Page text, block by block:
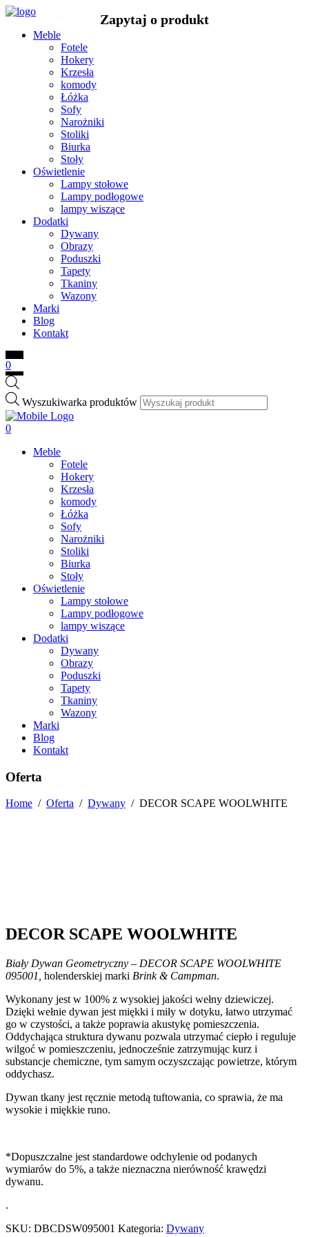
Meble
Fotele
Hokery
Krzesła
komody
Łóżka
Sofy
Narożniki
Stoliki
Biurka
Stoły
Oświetlenie
Lampy stołowe
Lampy podłogowe
lampy wiszące
Dodatki
Dywany
Obrazy
Poduszki
Tapety
Tkaniny
Wazony
Marki
Blog
Kontakt
0
Wyszukiwarka produktów
0
Meble
Fotele
Hokery
Krzesła
komody
Łóżka
Sofy
Narożniki
Stoliki
Biurka
Stoły
Oświetlenie
Lampy stołowe
Lampy podłogowe
lampy wiszące
Dodatki
Dywany
Obrazy
Poduszki
Tapety
Tkaniny
Wazony
Marki
Blog
Kontakt
Oferta
Home / Oferta / Dywany / DECOR SCAPE WOOLWHITE
DECOR SCAPE WOOLWHITE
Biały Dywan Geometryczny – DECOR SCAPE WOOLWHITE
095001, holenderskiej marki Brink & Campman.
Wykonany jest w 100% z wysokiej jakości wełny dziewiczej.
Dzięki wełnie dywan jest miękki i miły w dotyku, łatwo utrzymać
go w czystości, a także poprawia akustykę pomieszczenia.
Oddychająca struktura dywanu pozwala utrzymać ciepło i reguluje
wilgoć w pomieszczeniu, jednocześnie zatrzymując kurz i
substancje chemiczne, tym samym oczyszczając powietrze, którym
oddychasz.
Dywan tkany jest ręcznie metodą tuftowania, co sprawia, że ma
wysokie i miękkie runo.
*Dopuszczalne jest standardowe odchylenie od podanych
wymiarów do 5%, a także nieznaczna nierówność krawędzi
dywanu.
.
SKU: DBCDSW095001 Kategoria: Dywany